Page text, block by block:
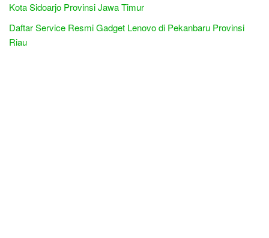
Kota Sidoarjo Provinsi Jawa Timur
Daftar Service Resmi Gadget Lenovo di Pekanbaru Provinsi
Riau